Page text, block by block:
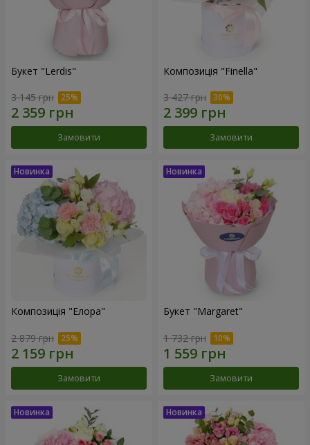
Букет "Lerdis"
3 145 грн
Замовити
Композиція "Finella"
3 427 грн
Замовити
Композиція "Елора"
2 879 грн
Замовити
Букет "Margaret"
1 732 грн
Замовити